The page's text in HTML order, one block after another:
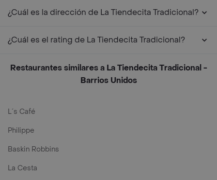
¿Cuál es la dirección de La Tiendecita Tradicional?
¿Cuál es el rating de La Tiendecita Tradicional?
Restaurantes similares a La Tiendecita Tradicional -
Barrios Unidos
L´s Café
Philippe
Baskin Robbins
La Cesta